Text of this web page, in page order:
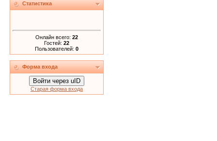
Статистика
Онлайн всего: 22
Гостей: 22
Пользователей: 0
Форма входа
Войти через uID
Старая форма входа